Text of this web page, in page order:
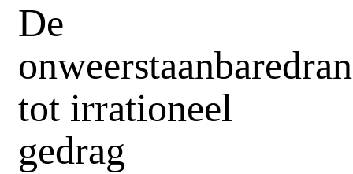
De
tot irrationeel
gedrag